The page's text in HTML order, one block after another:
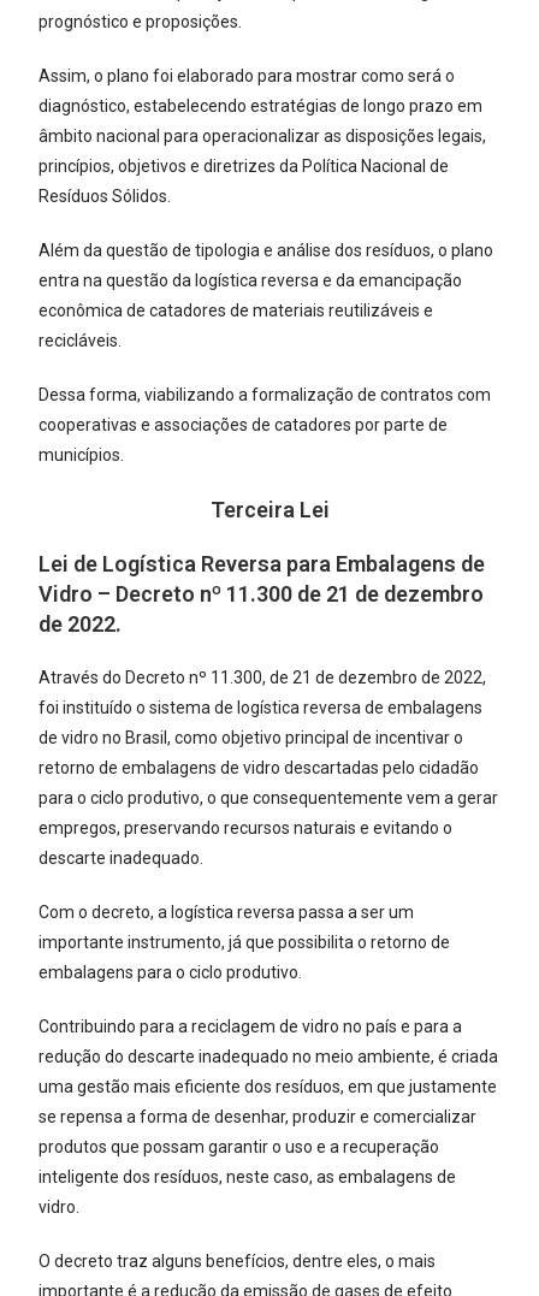
prognóstico e proposições.
Assim, o plano foi elaborado para mostrar como será o
diagnóstico, estabelecendo estratégias de longo prazo em
âmbito nacional para operacionalizar as disposições legais,
princípios, objetivos e diretrizes da Política Nacional de
Resíduos Sólidos.
Além da questão de tipologia e análise dos resíduos, o plano
entra na questão da logística reversa e da emancipação
econômica de catadores de materiais reutilizáveis e
recicláveis.
Dessa forma, viabilizando a formalização de contratos com
cooperativas e associações de catadores por parte de
municípios.
Terceira Lei
Lei de Logística Reversa para Embalagens de
Vidro – Decreto nº 11.300 de 21 de dezembro
de 2022.
Através do Decreto nº 11.300, de 21 de dezembro de 2022,
foi instituído o sistema de logística reversa de embalagens
de vidro no Brasil, como objetivo principal de incentivar o
retorno de embalagens de vidro descartadas pelo cidadão
para o ciclo produtivo, o que consequentemente vem a gerar
empregos, preservando recursos naturais e evitando o
descarte inadequado.
Com o decreto, a logística reversa passa a ser um
importante instrumento, já que possibilita o retorno de
embalagens para o ciclo produtivo.
Contribuindo para a reciclagem de vidro no país e para a
redução do descarte inadequado no meio ambiente, é criada
uma gestão mais eficiente dos resíduos, em que justamente
se repensa a forma de desenhar, produzir e comercializar
produtos que possam garantir o uso e a recuperação
inteligente dos resíduos, neste caso, as embalagens de
vidro.
O decreto traz alguns benefícios, dentre eles, o mais
importante é a redução da emissão de gases de efeito